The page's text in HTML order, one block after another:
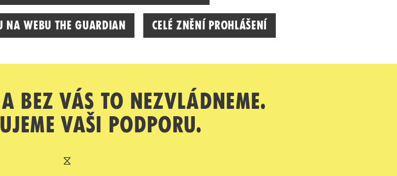
webu The Guardian Celé znění prohlášení
bez vás to nezvládneme.
vaši podporu.
⧖